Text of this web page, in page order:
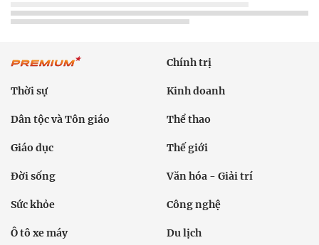
Chính trị
Thời sự Kinh doanh
Dân tộc và Tôn giáo Thể thao
Giáo dục Thế giới
Đời sống Văn hóa - Giải trí
Sức khỏe Công nghệ
Ô tô xe máy Du lịch